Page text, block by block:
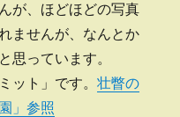
が、ほどほどの写真
ませんが、なんとか
思っています。
ット」です。壮瞥の
」参照